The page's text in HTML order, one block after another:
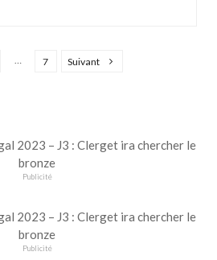
… 7 Suivant
Publicité
Publicité